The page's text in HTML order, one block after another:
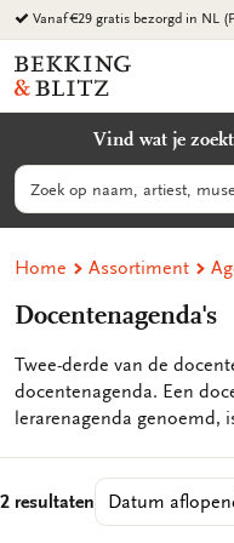
Ga
naar
content
Vanaf €29 gratis bezorgd in NL
Bekking
&
B.V.
Vind wat je
Zoeken
Home Assortiment
Docentenagenda's
Twee-derde van de
docentenagenda. Een
lerarenagenda genoemd,
activiteiten, doordeweeks
organiseren en plannen.
2 resultaten